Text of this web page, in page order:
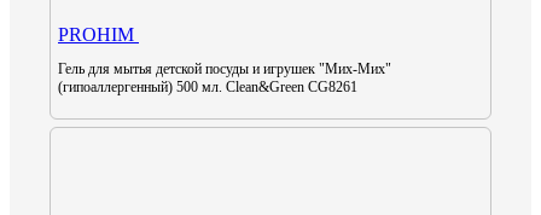
PROHIM
Гель для мытья детской посуды и игрушек "Мих-Мих"
(гипоаллергенный) 500 мл. Clean&Green CG8261